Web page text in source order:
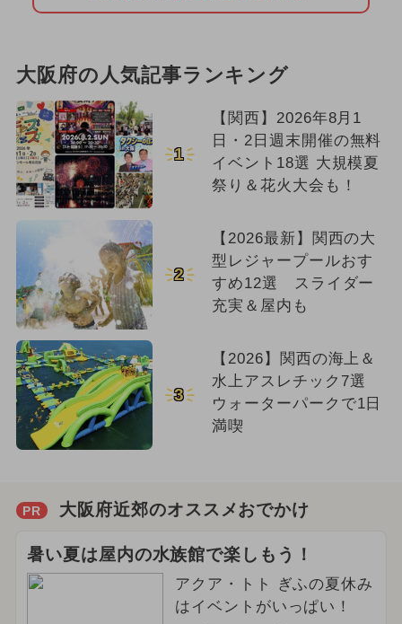
大阪府の人気記事ランキング
1
【関西】2026年8月1
日・2日週末開催の無料
イベント18選 大規模夏
祭り＆花火大会も！
2
【2026最新】関西の大
型レジャープールおす
すめ12選 スライダー
充実＆屋内も
3
【2026】関西の海上＆
水上アスレチック7選
ウォーターパークで1日
満喫
PR 大阪府近郊のオススメおでかけ
暑い夏は屋内の水族館で楽しもう！
アクア・トト ぎふの夏休み
はイベントがいっぱい！